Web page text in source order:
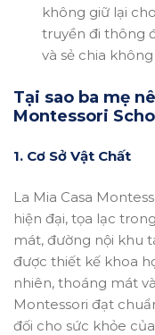
không giữ lại
truyền đi thông
và sẻ chia
Tại sao ba mẹ
Montessori
1. Cơ Sở Vật Chất
La Mia Casa
hiện đại, tọa lạc
mát, đường nội khu
được thiết kế khoa
nhiên, thoáng mát
Montessori đạt
đối cho sức khỏe